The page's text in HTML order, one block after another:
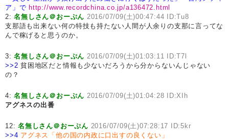
ア」で http://www.recordchina.co.jp/a136472.html
2:名無しさん＠おーぷん 2016/07/09(土)00:47:44 ID:Tu8
支那語も出来ない何の特技も持たない人間が人余りの支那に言ってな
んで稼げると思うのか。
3:名無しさん＠おーぷん 2016/07/09(土)01:03:11 ID:T7l
>>2 貧困地区だと情報も少ないだろうから分からないんじゃない
の？
4:名無しさん＠おーぷん 2016/07/09(土)01:04:28 ID:XIh
アグネスの出番
12:名無しさん＠おーぷん 2016/07/09(土)07:28:17 ID:5kr
>>4 アグネス「他の国の内政に口出すの良くない」